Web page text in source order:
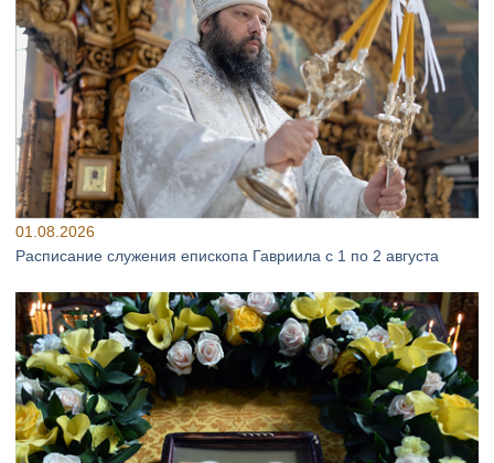
01.08.2026
Расписание служения епископа Гавриила с 1 по 2 августа